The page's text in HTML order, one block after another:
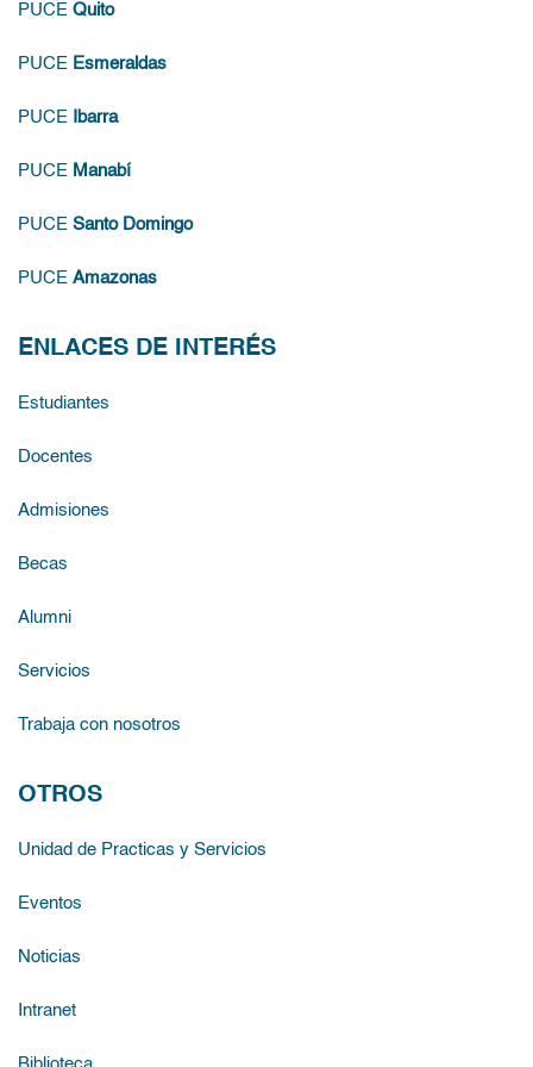
PUCE Quito
PUCE Esmeraldas
PUCE Ibarra
PUCE Manabí
PUCE Santo Domingo
PUCE Amazonas
ENLACES DE INTERÉS
Estudiantes
Docentes
Admisiones
Becas
Alumni
Servicios
Trabaja con nosotros
OTROS
Unidad de Practicas y Servicios
Eventos
Noticias
Intranet